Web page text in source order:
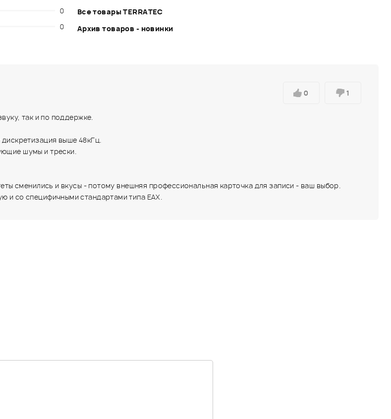
0
0
Все товары TERRATEC
Архив товаров - новинки
0 1
так и по поддержке.
выше 48кГц.
шумы и трески.
сменились и вкусы - потому внешняя профессиональная карточка для записи - ваш выбор.
со специфичными стандартами типа EAX.